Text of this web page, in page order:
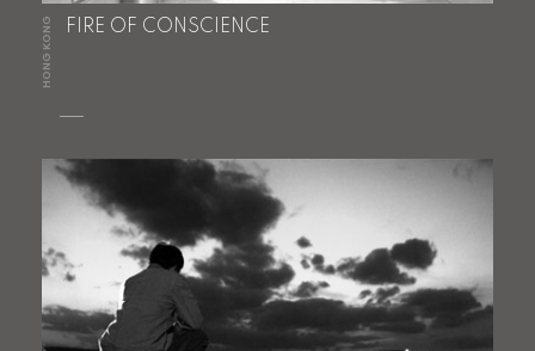
HONG KONG FIRE OF CONSCIENCE